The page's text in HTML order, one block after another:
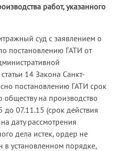
работ, указанного
суд с заявлением о
постановлению ГАТИ от
14 Закона Санкт-
постановлению ГАТИ срок
на производство
07.11.15 (срок действия
дату рассмотрения
дела истек, ордер не
установленном порядке,